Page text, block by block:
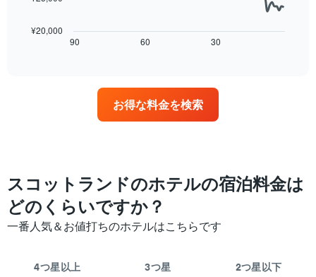
て
ま
も
テ
ル
ラ
ン
と
の
均
と
に
集
計
し
表
れ
て
客
室
料
ど
90 60 30
¥20,000
お得な料金を検索
スコットランドのホテルの宿泊料金は
どのくらいですか？
一番人気＆お値打ちのホテルはこちらです
4つ星以上 3つ星 2つ星以下